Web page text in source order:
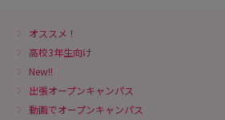
オススメ！
高校3年生向け
New!!
出張オープンキャンパス
動画でオープンキャンパス